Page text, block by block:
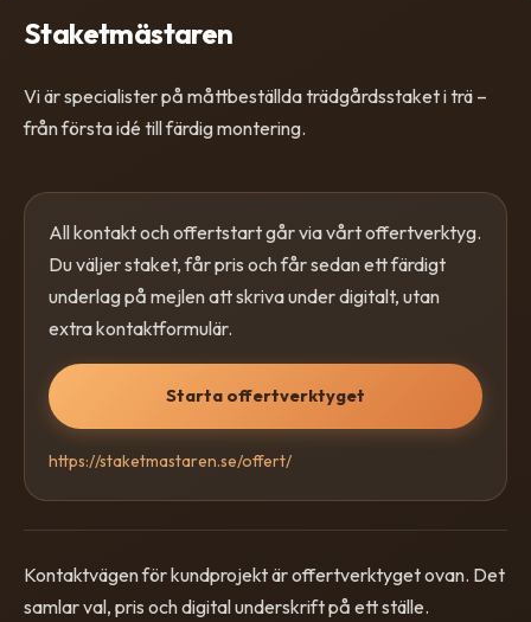
Staketmästaren
Vi är specialister på måttbeställda trädgårdsstaket i trä –
från första idé till färdig montering.
All kontakt och offertstart går via vårt offertverktyg.
Du väljer staket, får pris och får sedan ett färdigt
underlag på mejlen att skriva under digitalt, utan
extra kontaktformulär.
Starta offertverktyget
https://staketmastaren.se/offert/
Kontaktvägen för kundprojekt är offertverktyget ovan. Det
samlar val, pris och digital underskrift på ett ställe.